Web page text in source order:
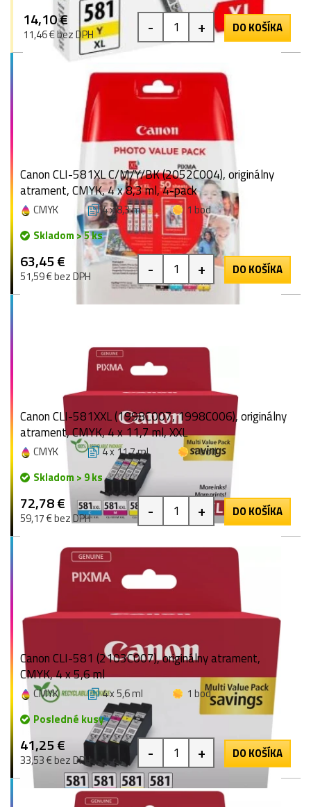
14,10 €
11,46 € bez DPH - + DO KOŠÍKA
Canon CLI-581XL C/M/Y/BK (2052C004), originálny
atrament, CMYK, 4 x 8,3 ml, 4-pack
CMYK 4 x 8,3 ml
1 bod
Skladom > 5 ks
63,45 €
51,59 € bez DPH - + DO KOŠÍKA
Canon CLI-581XXL (1998C007, 1998C006), originálny
atrament, CMYK, 4 x 11,7 ml, XXL
CMYK 4 x 11,7 ml
1 bod
Skladom > 9 ks
72,78 €
59,17 € bez DPH - + DO KOŠÍKA
Canon CLI-581 (2103C007), originálny atrament,
CMYK, 4 x 5,6 ml
CMYK 4 x 5,6 ml
1 bod
Posledné kusy
41,25 €
33,53 € bez DPH - + DO KOŠÍKA